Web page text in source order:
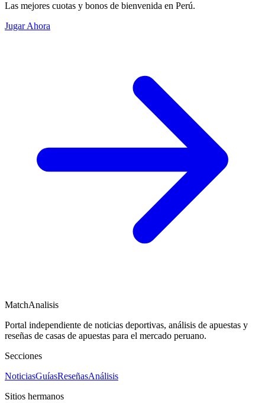
Las mejores cuotas y bonos de bienvenida en Perú.
Jugar Ahora
MatchAnalisis
Portal independiente de noticias deportivas, análisis de apuestas y
reseñas de casas de apuestas para el mercado peruano.
Secciones
NoticiasGuíasReseñasAnálisis
Sitios hermanos